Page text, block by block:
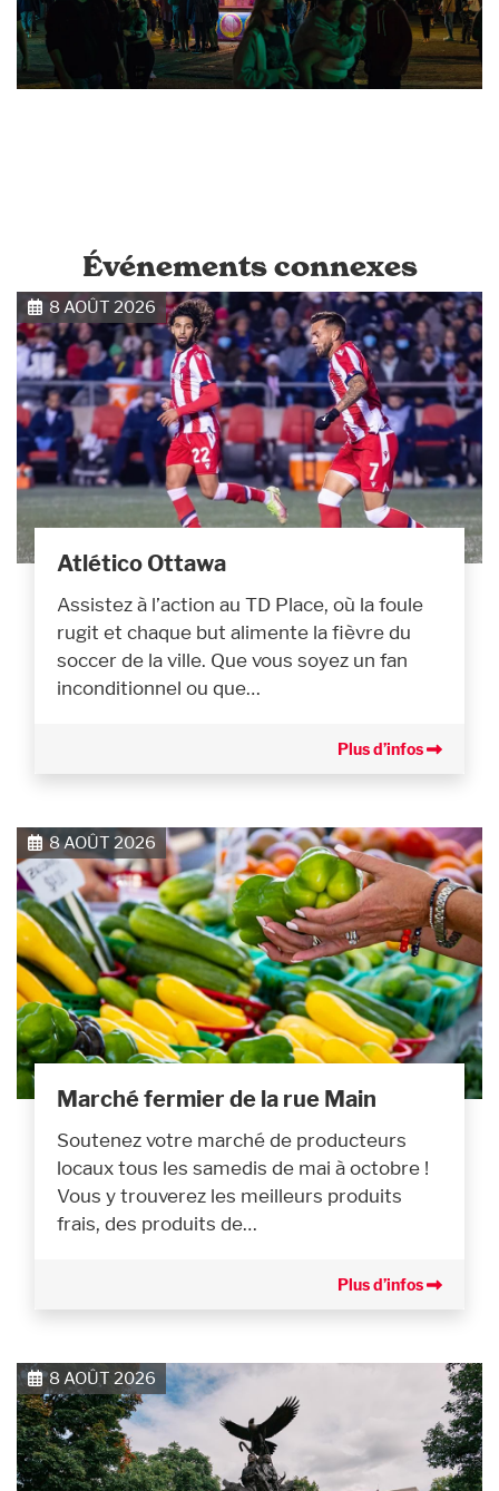
Événements connexes
8 AOÛT 2026
Atlético Ottawa
Assistez à l’action au TD Place, où la foule
rugit et chaque but alimente la fièvre du
soccer de la ville. Que vous soyez un fan
inconditionnel ou que…
Plus d’infos
8 AOÛT 2026
Marché fermier de la rue Main
Soutenez votre marché de producteurs
locaux tous les samedis de mai à octobre !
Vous y trouverez les meilleurs produits
frais, des produits de…
Plus d’infos
8 AOÛT 2026